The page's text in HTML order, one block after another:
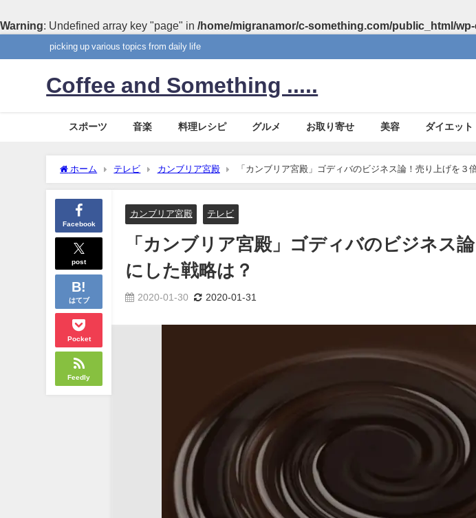
Warning: Undefined array key "page" in /home/migranamor/c-something.com/public_html/
picking up various topics from daily life
Coffee and Something .....
スポーツ 音楽 料理レシピ グルメ お取り寄せ 美容 ダイエット
ホーム テレビ カンブリア宮殿 「カンブリア宮殿」ゴディバのビジネス論！売り上げを
Facebook
post
はてブ
Pocket
Feedly
カンブリア宮殿 テレビ
「カンブリア宮殿」ゴディバのビジネス
にした戦略は？
2020-01-30 2020-01-31